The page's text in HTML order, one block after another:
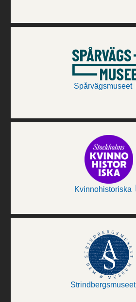
Spårvägsmuseet
Kvinnohistoriska
Strindbergsmuseet